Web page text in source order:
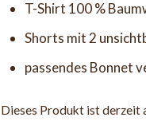
T-Shirt 100 %
Shorts mit 2
passendes Bonnet
Dieses Produkt ist derzeit